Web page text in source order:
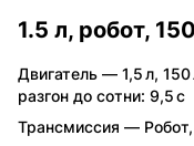
1.5 л, робот,
Двигатель — 1,5 л, 150
разгон до сотни: 9,5 с
Трансмиссия — Робот,